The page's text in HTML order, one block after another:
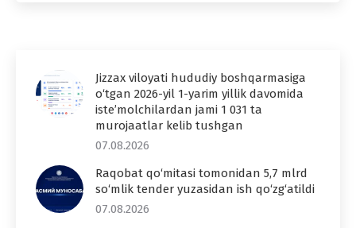
Jizzax viloyati hududiy boshqarmasiga
o‘tgan 2026-yil 1-yarim yillik davomida
iste’molchilardan jami 1 031 ta
murojaatlar kelib tushgan
07.08.2026
Raqobat qo‘mitasi tomonidan 5,7 mlrd
so‘mlik tender yuzasidan ish qo‘zg‘atildi
07.08.2026